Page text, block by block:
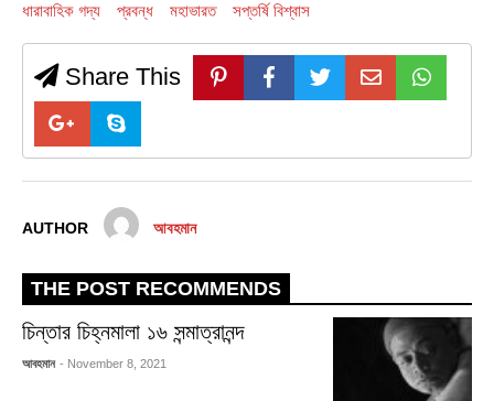
ধারাবাহিক গদ্য প্রবন্ধ মহাভারত সপ্তর্ষি বিশ্বাস
Share This
AUTHOR আবহমান
THE POST RECOMMENDS
চিন্তার চিহ্নমালা ১৬ সন্মাত্রানন্দ
আবহমান - November 8, 2021